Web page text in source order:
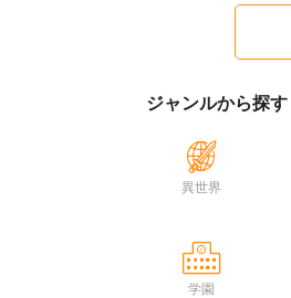
ジャンルから探す
異世界
学園